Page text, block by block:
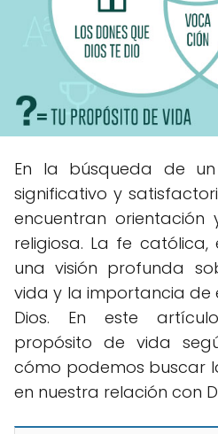
En la búsqueda de
significativo y
encuentran
religiosa. La fe
una visión profunda
vida y la importancia de
Dios. En este
propósito de vida
cómo podemos buscar
en nuestra relación con